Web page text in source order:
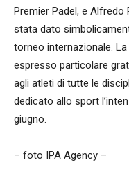
Premier Padel, e Alfredo
stata dato
torneo internazionale.
espresso particolare
agli atleti di tutte le
dedicato allo sport
giugno.
– foto IPA Agency –